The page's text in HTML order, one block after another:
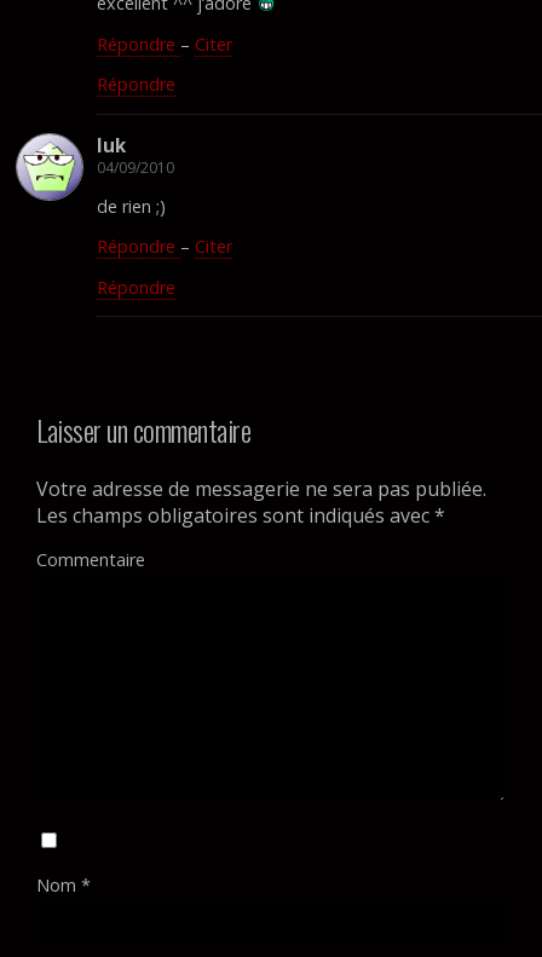
Répondre – Citer
Répondre
luk
04/09/2010
de rien ;)
Répondre – Citer
Répondre
Laisser un commentaire
Votre adresse de messagerie ne sera pas publiée.
Les champs obligatoires sont indiqués avec*
Commentaire
Nom *